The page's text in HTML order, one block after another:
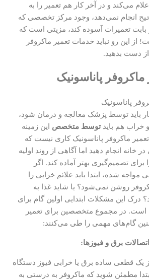
می‌کند و در آخر کار هم تعمیر را به
انجام نمی‌دهد، وجود مرکز تخصصی که
بابت تعمیرات آسوده کند، مزیتی است که
از این رو نباید خدمات تعمیر ماکروفر
از دست بدهید.
ماکروفر پاناسونیک
باید توسط پزشک معالجه و درمان شود،
خراب هم بایدتوسط متخصص این زمینه
ماکروفر پاناسونیک کاری نیست که
در خانه انجام دهید اما آگاهی از روند اولیه
برای تصمیم‌گیری بهتر آماده کند. اگر
شده، ابتدا باید علائم خرابی را
روشن نمی‌شود؟ یا شاید غذا به
این مشکلات ابتدایی اولین گام برای
است. در مجموع متخصصین برای تعمیر
گام‌های مهمی را طی می‌کنند:
برق و فیوزها:
یک قطعی ساده برق یا خرابی فیوز دستگاه
مطمئن شوید که ماکروفر به درستی به